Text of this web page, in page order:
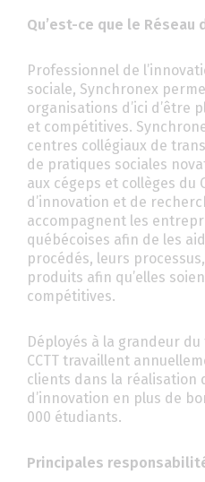
Qu’est-ce que le Réseau
Professionnel de
sociale, Synchronex
organisations d’ici d’être
et compétitives.
centres collégiaux de
de pratiques sociales
aux cégeps et collèges du
d’innovation et de
accompagnent les
québécoises afin de les
procédés, leurs
produits afin qu’elles
compétitives.
Déployés à la grandeur
CCTT travaillent
clients dans la réalisation
d’innovation en plus de
000 étudiants.
Principales